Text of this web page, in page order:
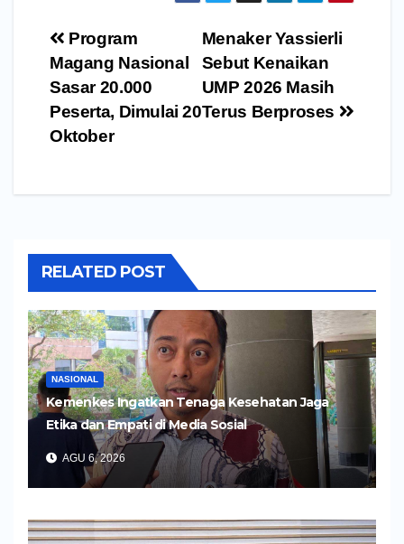
Navigasi
pos
Menaker Yassierli
Sebut Kenaikan
UMP 2026 Masih
Terus Berproses
Program
Magang Nasional
Sasar 20.000
Peserta, Dimulai 20
Oktober
RELATED POST
NASIONAL
Kemenkes Ingatkan Tenaga Kesehatan Jaga
Etika dan Empati di Media Sosial
AGU 6, 2026